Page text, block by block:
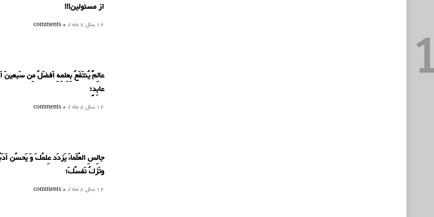
از مسئولین!!!
12 سال 7 ماه / 0 comments
عالِمٌ یُنتَفَعُ بِعِلمِهِ اَفضَلُ مِن سَبعینَ
عابِدٍ؛
12 سال 8 ماه / 0 comments
جالِسِ العُلَماءَ يَزدَد عِلمُكَ وَ يَحسُن
وتَزكُ نَفسُكَ؛
12 سال 8 ماه / 0 comments